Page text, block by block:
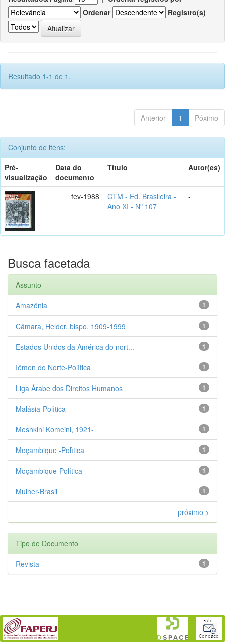
Ordenar
Registro(s)
Resultado 1-1 de 1.
Anterior 1 Póximo
Conjunto de itens:
Pré-
visualização
Data do
documento
Título Autor(es)
fev-1988
CTM - Ed. Brasileira -
Ano XI - Nº 107
-
Busca facetada
Assunto
1
Amazônia
1
Câmara, Helder, bispo, 1909-1999
1
Estados Unidos da América do nort...
1
Iêmen do Norte-Polìtica
1
Liga Árabe dos Direitos Humanos
1
Malásia-Polìtica
1
Meshkini Komeini, 1921-
1
Moçambique -Polìtica
1
Moçambique-Política
1
Mulher-Brasil
próximo >
Tipo de Documento
1
Revista